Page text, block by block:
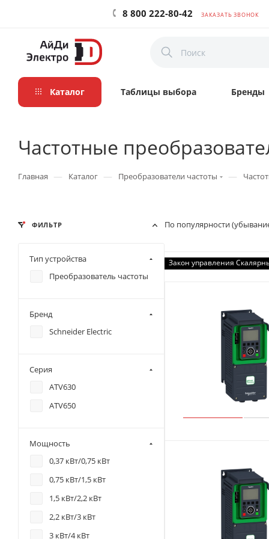
8 800 222-80-42 ЗАКАЗАТЬ ЗВОНОК
Каталог Таблицы выбора Бренды
Частотные
Главная — Каталог — Преобразователи частоты —
По популярности
Закон управления
ФИЛЬТР
Тип устройства
Преобразователь частоты
Бренд
Schneider Electric
Серия
ATV630
ATV650
Мощность
0,37 кВт/0,75 кВт
0,75 кВт/1,5 кВт
1,5 кВт/2,2 кВт
2,2 кВт/3 кВт
3 кВт/4 кВт